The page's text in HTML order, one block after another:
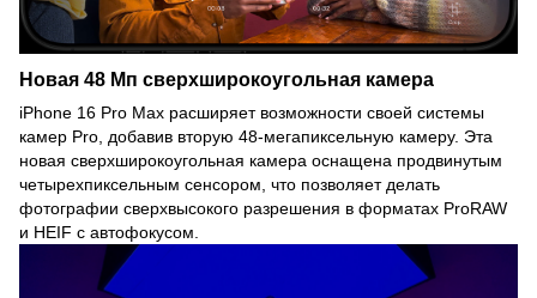
Новая 48 Мп сверхширокоугольная камера
iPhone 16 Pro Max расширяет возможности своей системы
камер Pro, добавив вторую 48-мегапиксельную камеру. Эта
новая сверхширокоугольная камера оснащена продвинутым
четырехпиксельным сенсором, что позволяет делать
фотографии сверхвысокого разрешения в форматах ProRAW
и HEIF с автофокусом.